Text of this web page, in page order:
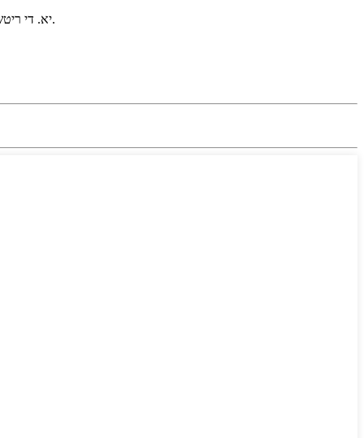
יא. די ריטשאַרדזשאַבאַל באַטאַרייע סטאָרירט גענוג ענערגיע צו געבן שטראָם צו די על-אי-די-עס פאר עטלעכע נאכאנאנדע נעכט, אפילו מיט באגרענצטע זונשייַן.